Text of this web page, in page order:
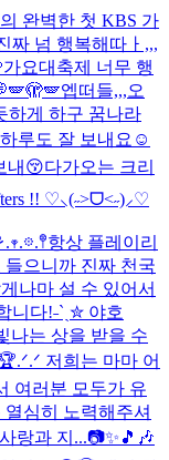
완벽한 첫 KBS 가
짜 넘 행복해따ㅏ,,,
가요대축제 너무 행
🪽🫣🪽엡떠들,,,오
하게 하구 꿈나라
루도 잘 보내요☺️
내😚다가오는 크리
!! ♡⸜(˶˃ᗜ˂˶)⸝♡
항상 플레이리
으니까 진짜 천국
나마 설 수 있어서
니다!˗ˋˏ✮ 야호
나는 상을 받을 수
저희는 마마 어
여러분 모두가 유
심히 노력해주셔
랑과 지...📷✨🎵🎶